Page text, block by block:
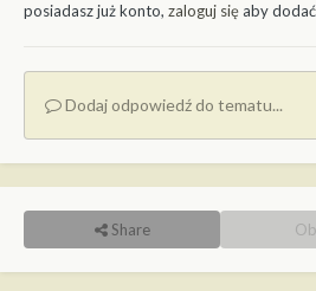
posiadasz już konto, zaloguj sięaby
Dodaj odpowiedź do tematu...
Share